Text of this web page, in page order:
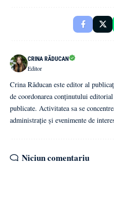
CRINA RĂDUCAN
Editor
Crina Răducan este editor al
de coordonarea conținutului
publicate. Activitatea sa se
administrație și evenimente de
Niciun comentariu